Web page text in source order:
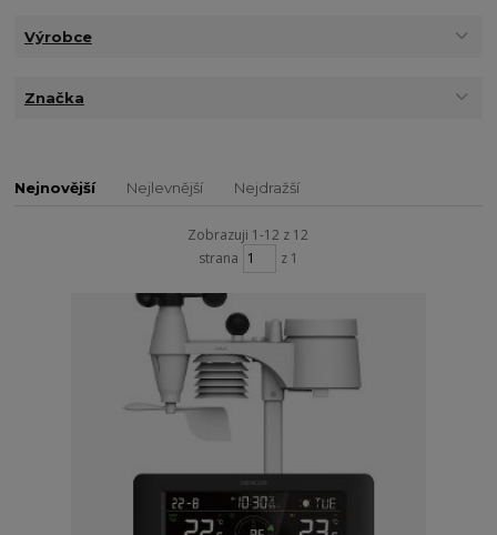
Výrobce
Značka
Nejnovější Nejlevnější Nejdražší
Zobrazuji 1-12 z 12
strana
z 1